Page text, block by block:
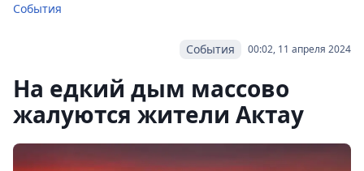
События
00:02, 11 апреля 2024
События
На едкий дым массово
жалуются жители Актау